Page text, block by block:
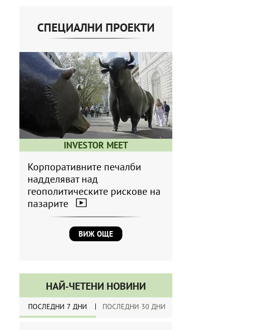
СПЕЦИАЛНИ ПРОЕКТИ
INVESTOR MEET
Корпоративните печалби
надделяват над
геополитическите рискове на
пазарите
ВИЖ ОЩЕ
НАЙ-ЧЕТЕНИ НОВИНИ
ПОСЛЕДНИ 7 ДНИ ПОСЛЕДНИ 30 ДНИ